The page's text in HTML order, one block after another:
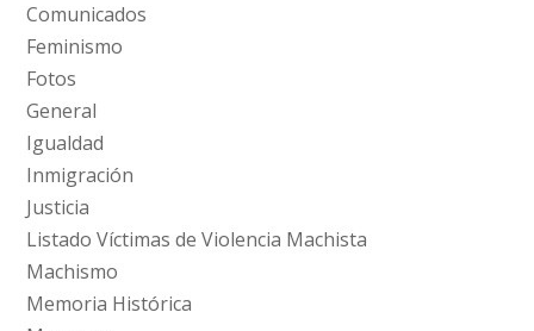
Comunicados
Feminismo
Fotos
General
Igualdad
Inmigración
Justicia
Listado Víctimas de Violencia Machista
Machismo
Memoria Histórica